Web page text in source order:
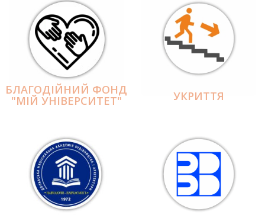
БЛАГОДІЙНИЙ ФОНД
"МІЙ УНІВЕРСИТЕТ" УКРИТТЯ